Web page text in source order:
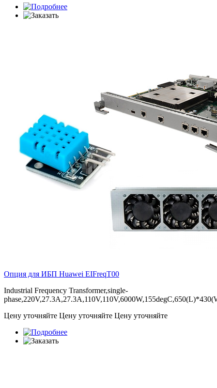
Опция для ИБП Huawei EIFreqT00
Industrial Frequency Transformer,single-
Цену уточняйте Цену уточняйте Цену уточняйте